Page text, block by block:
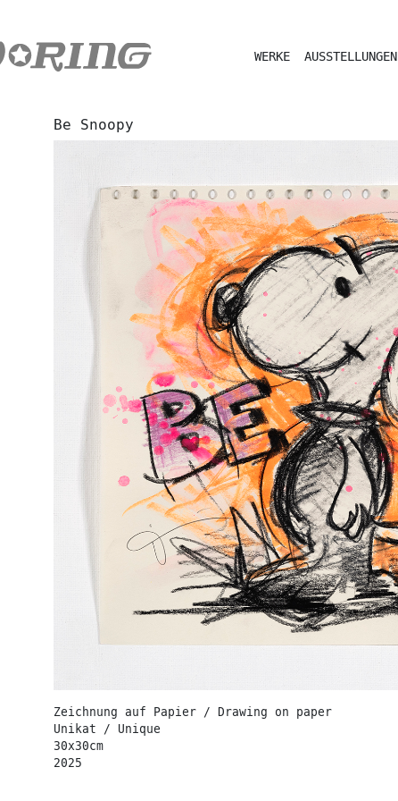
WERKE AUSSTELLUNGEN
Be Snoopy
Zeichnung auf Papier / Drawing on paper
Unikat / Unique
30x30cm
2025